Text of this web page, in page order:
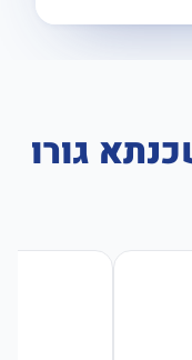
גורו